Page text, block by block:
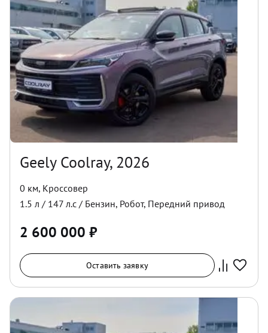
Geely Coolray, 2026
0 км, Кроссовер
1.5 л / 147 л.с / Бензин, Робот, Передний привод
2 600 000 ₽
Оставить заявку